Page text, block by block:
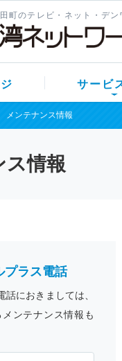
町のテレビ・ネット・デン
サービ
メンテナンス情報
ス情報
プラス電話
におきましては、
ンテナンス情報も